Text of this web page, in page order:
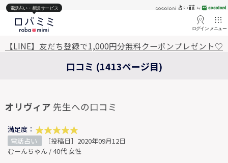
電話占い・相談サービス
ログイン メニュー
【LINE】友だち登録で1,000円分無料クーポンプレゼント♡
口コミ (1413ページ目)
オリヴィア 先生への口コミ
満足度：
電話占い
［投稿日］2020年09月12日
むーんちゃん / 40代 女性